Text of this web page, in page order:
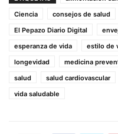
Ciencia
consejos de salud
El Pepazo Diario Digital
esperanza de vida
estilo de
longevidad
medicina
salud
salud cardiovascular
vida saludable